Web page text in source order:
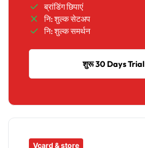
ब्रांडिंग छिपाएं
नि: शुल्क सेटअप
नि: शुल्क समर्थन
शुरू 30 Days Trial
Vcard & store